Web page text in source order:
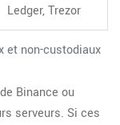
et non-custodiaux
Ledger, Trezor
Binance ou
serveurs. Si ces